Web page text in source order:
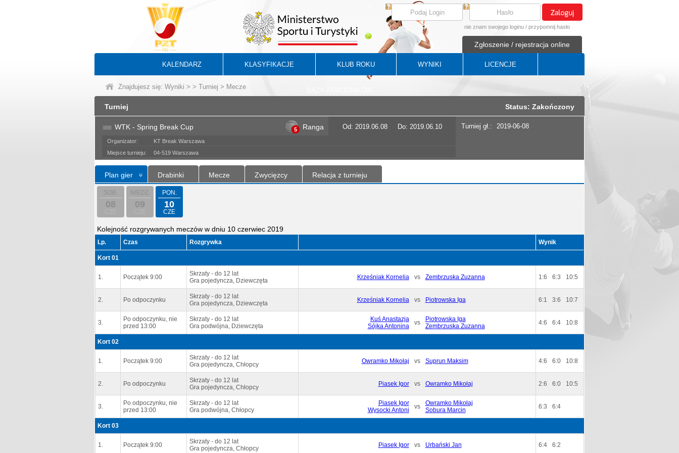
nie znam swojego loginu / przypomnij hasło
Zgłoszenie / rejestracja online
KALENDARZ KLASYFIKACJE KLUB ROKU WYNIKI LICENCJE
Znajdujesz się: Wyniki > > Turniej > Mecze
Turniej Status: Zakończony
WTK - Spring Break Cup 5 Ranga Od: 2019.06.08 Do: 2019.06.10
Organizator:
KT Break Warszawa
Miejsce turnieju:
04-519 Warszawa
Turniej gł.: 2019-06-08
Plan gier Drabinki Mecze Zwycięzcy Relacja z turnieju
SOB.
08
NIEDZ.
09
PON.
10
CZE
Kolejność rozgrywanych meczów w dniu 10 czerwiec 2019
Lp. Czas Rozgrywka Wynik
Kort 01
1. Początek 9:00
Skrzaty - do 12 lat
Gra pojedyncza, Dziewczęta
Krześniak Kornelia vs Zembrzuska Zuzanna 1:6 6:3 10:5
2. Po odpoczynku
Skrzaty - do 12 lat
Gra pojedyncza, Dziewczęta
Krześniak Kornelia vs Piotrowska Iga 6:1 3:6 10:7
3.
Po odpoczynku, nie
przed 13:00
Skrzaty - do 12 lat
Gra podwójna, Dziewczęta
Kuś Anastazja
Sójka Antonina
vs
Piotrowska Iga
Zembrzuska Zuzanna
4:6 6:4 10:8
Kort 02
1. Początek 9:00
Skrzaty - do 12 lat
Gra pojedyncza, Chłopcy
Owramko Mikołaj vs Suprun Maksim 4:6 6:0 10:8
2. Po odpoczynku
Skrzaty - do 12 lat
Gra pojedyncza, Chłopcy
Piasek Igor vs Owramko Mikołaj 2:6 6:0 10:5
3.
Po odpoczynku, nie
przed 13:00
Skrzaty - do 12 lat
Gra podwójna, Chłopcy
Piasek Igor
Wysocki Antoni
vs
Owramko Mikołaj
Sobura Marcin
6:3 6:4
Kort 03
1. Początek 9:00
Skrzaty - do 12 lat
Gra pojedyncza, Chłopcy
Piasek Igor vs Urbański Jan 6:4 6:2